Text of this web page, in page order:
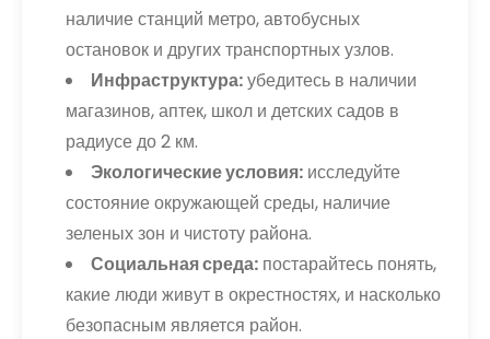
наличие станций метро, автобусных
остановок и других транспортных узлов.
Инфраструктура:убедитесь в наличии
магазинов, аптек, школ и детских садов в
радиусе до 2 км.
Экологические условия: исследуйте
состояние окружающей среды, наличие
зеленых зон и чистоту района.
Социальная среда: постарайтесь понять,
какие люди живут в окрестностях, и насколько
безопасным является район.